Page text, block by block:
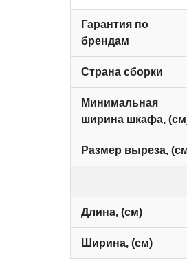
Гарантия по
брендам
Страна сборки
Минимальная
ширина шкафа,
Размер выреза,
Длина, (см)
Ширина, (см)